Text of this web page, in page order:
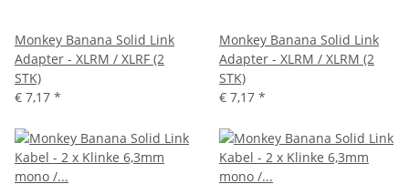
Monkey Banana Solid Link
Adapter - XLRM / XLRF (2
STK)
€ 7,17 *
Monkey Banana Solid Link
Adapter - XLRM / XLRM (2
STK)
€ 7,17 *